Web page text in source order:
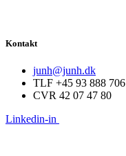
Kontakt
junh@junh.dk
TLF +45 93 888 706
CVR 42 07 47 80
Linkedin-in